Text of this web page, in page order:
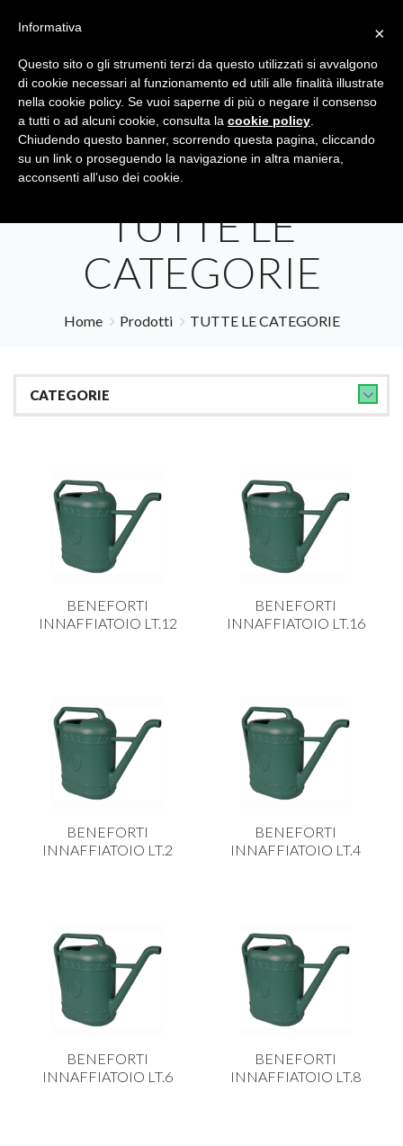
Tutte le categorie Cerca
TUTTE LE
CATEGORIE
Home Prodotti TUTTE LE CATEGORIE
CATEGORIE
ACCESSORI TAVOLA
ACCESSORI VETRO
BAGNO
BILANCE
CAFFETTERIA E RICAMBI
CALICI E BICCHIERI
CAMPEGGIO E GIARDINO
FIORI ARTIFICIALI
FONDUES E PIETRE OLLARI
IL COCCIO
BENEFORTI
INNAFFIATOIO LT.12
BENEFORTI
INNAFFIATOIO LT.16
BENEFORTI
INNAFFIATOIO LT.2
BENEFORTI
INNAFFIATOIO LT.4
BENEFORTI
INNAFFIATOIO LT.6
BENEFORTI
INNAFFIATOIO LT.8
×
Informativa
Questo sito o gli strumenti terzi da questo utilizzati si avvalgono
di cookie necessari al funzionamento ed utili alle finalità illustrate
nella cookie policy. Se vuoi saperne di più o negare il consenso
a tutti o ad alcuni cookie, consulta la cookie policy
Chiudendo questo banner, scorrendo questa pagina, cliccando
su un link o proseguendo la navigazione in altra maniera,
acconsenti all’uso dei cookie.